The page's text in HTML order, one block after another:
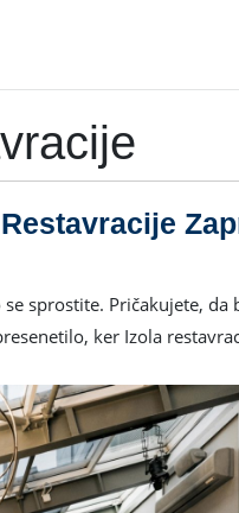
ker Izola